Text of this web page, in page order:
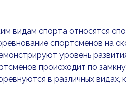
видам спорта относятся
спортсменов на
уровень
происходит по
в различных видах,